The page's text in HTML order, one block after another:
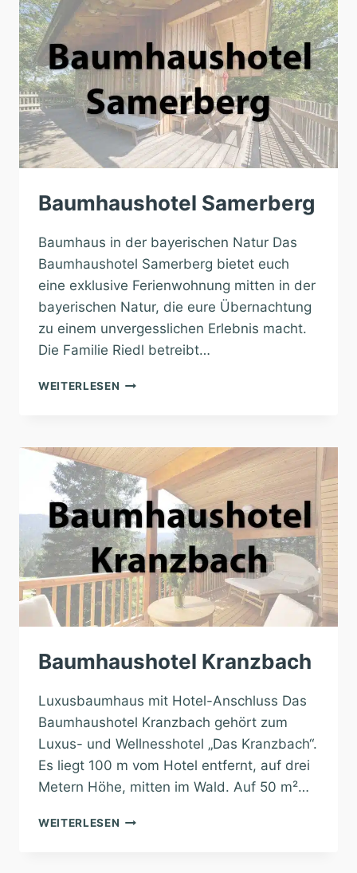
Baumhaushotel Samerberg
Baumhaus in der bayerischen Natur Das
Baumhaushotel Samerberg bietet euch
eine exklusive Ferienwohnung mitten in der
bayerischen Natur, die eure Übernachtung
zu einem unvergesslichen Erlebnis macht.
Die Familie Riedl betreibt…
WEITERLESEN BAUMHAUSHOTEL
Baumhaushotel Kranzbach
Luxusbaumhaus mit Hotel-Anschluss Das
Baumhaushotel Kranzbach gehört zum
Luxus- und Wellnesshotel „Das Kranzbach“.
Es liegt 100 m vom Hotel entfernt, auf drei
Metern Höhe, mitten im Wald. Auf 50 m²…
WEITERLESEN BAUMHAUSHOTEL